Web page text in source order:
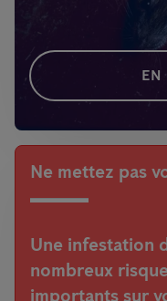
EN
Ne mettez pas
Une infestation
nombreux
importants sur